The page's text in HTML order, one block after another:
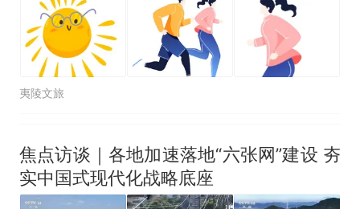
夷陵文旅
焦点访谈｜各地加速落地“六张网”建设 夯
实中国式现代化战略底座